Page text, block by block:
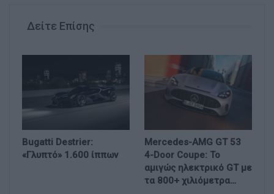
Δείτε Επίσης
Bugatti Destrier:
«Γλυπτό» 1.600 ίππων
Mercedes-AMG GT 53
4-Door Coupe: Το
αμιγώς ηλεκτρικό GT με
τα 800+ χιλιόμετρα…